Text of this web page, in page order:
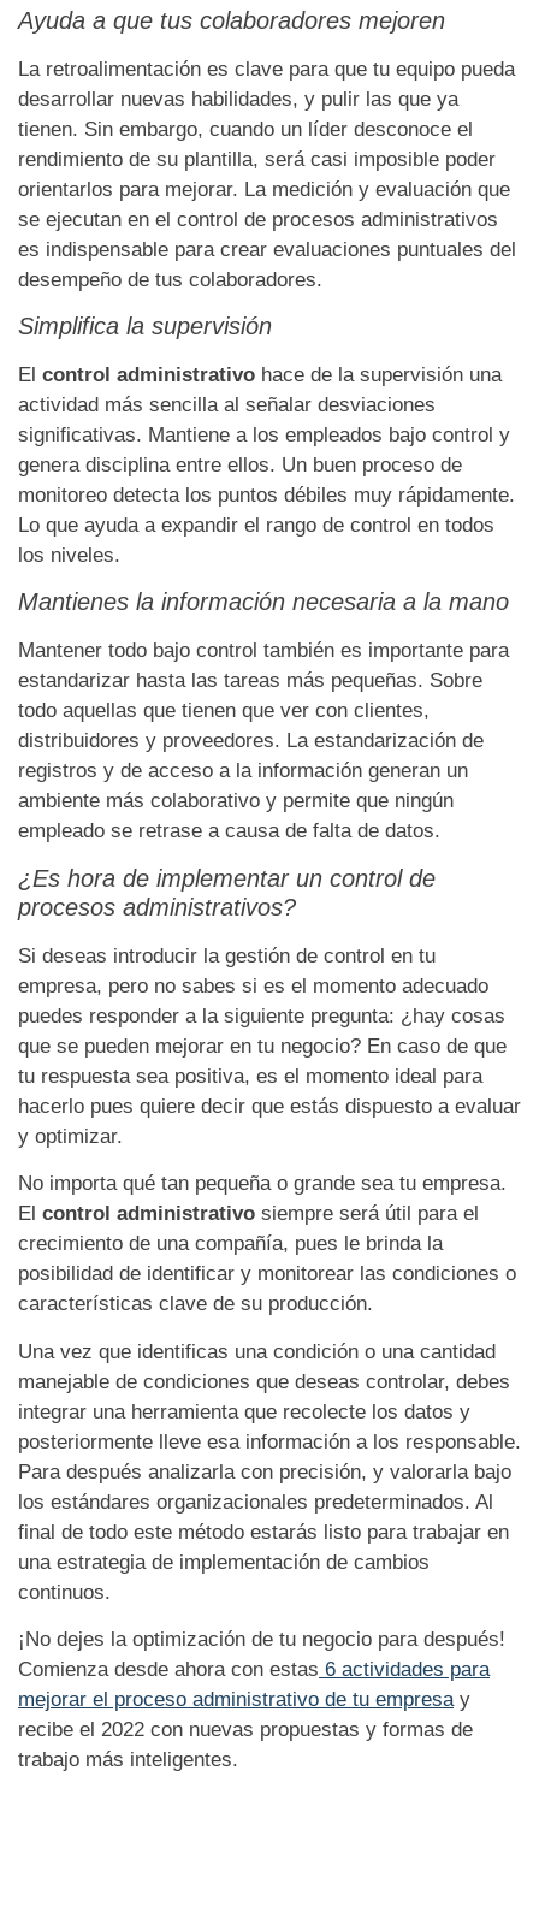
Ayuda a que tus colaboradores mejoren
La retroalimentación es clave para que tu equipo pueda
desarrollar nuevas habilidades, y pulir las que ya
tienen. Sin embargo, cuando un líder desconoce el
rendimiento de su plantilla, será casi imposible poder
orientarlos para mejorar. La medición y evaluación que
se ejecutan en el control de procesos administrativos
es indispensable para crear evaluaciones puntuales del
desempeño de tus colaboradores.
Simplifica la supervisión
El control administrativo hace de la supervisión una
actividad más sencilla al señalar desviaciones
significativas. Mantiene a los empleados bajo control y
genera disciplina entre ellos. Un buen proceso de
monitoreo detecta los puntos débiles muy rápidamente.
Lo que ayuda a expandir el rango de control en todos
los niveles.
Mantienes la información necesaria a la mano
Mantener todo bajo control también es importante para
estandarizar hasta las tareas más pequeñas. Sobre
todo aquellas que tienen que ver con clientes,
distribuidores y proveedores. La estandarización de
registros y de acceso a la información generan un
ambiente más colaborativo y permite que ningún
empleado se retrase a causa de falta de datos.
¿Es hora de implementar un control de
procesos administrativos?
Si deseas introducir la gestión de control en tu
empresa, pero no sabes si es el momento adecuado
puedes responder a la siguiente pregunta: ¿hay cosas
que se pueden mejorar en tu negocio? En caso de que
tu respuesta sea positiva, es el momento ideal para
hacerlo pues quiere decir que estás dispuesto a evaluar
y optimizar.
No importa qué tan pequeña o grande sea tu empresa.
El control administrativo siempre será útil para el
crecimiento de una compañía, pues le brinda la
posibilidad de identificar y monitorear las condiciones o
características clave de su producción.
Una vez que identificas una condición o una cantidad
manejable de condiciones que deseas controlar, debes
integrar una herramienta que recolecte los datos y
posteriormente lleve esa información a los responsable.
Para después analizarla con precisión, y valorarla bajo
los estándares organizacionales predeterminados. Al
final de todo este método estarás listo para trabajar en
una estrategia de implementación de cambios
continuos.
¡No dejes la optimización de tu negocio para después!
Comienza desde ahora con estas 6 actividades para
mejorar el proceso administrativo de tu empresay
recibe el 2022 con nuevas propuestas y formas de
trabajo más inteligentes.